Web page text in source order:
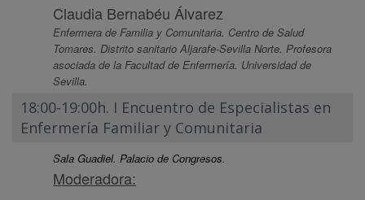
Claudia Bernabéu Álvarez
Enfermera de Familia y Comunitaria. Centro de Salud
Tomares. Distrito sanitario Aljarafe-Sevilla Norte. Profesora
asociada de la Facultad de Enfermería. Universidad de
Sevilla.
18:00-19:00h. I Encuentro de Especialistas en
Enfermería Familiar y Comunitaria
Sala Guadiel. Palacio de Congresos.
Moderadora: